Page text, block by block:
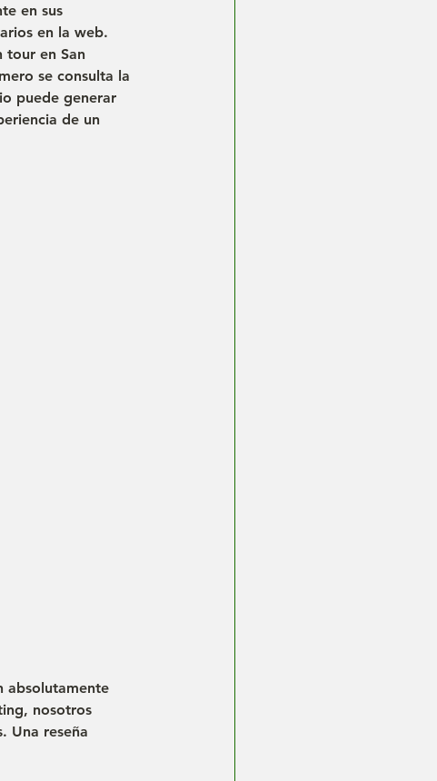
en sus
en la web.
tour en San
se consulta la
puede generar
de un
absolutamente
nosotros
. Una reseña